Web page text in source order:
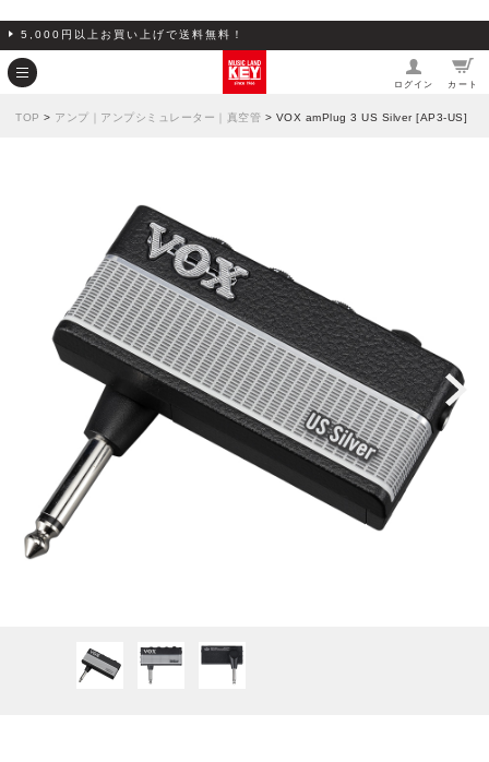
5,000円以上お買い上げで送料無料！
ログイン カート
TOP > アンプ｜アンプシミュレーター｜真空管 > VOX amPlug 3 US Silver [AP3-US]